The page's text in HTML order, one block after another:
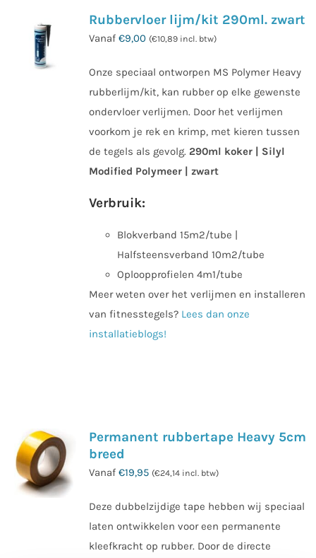
Rubbervloer lijm/kit 290ml. zwart
Vanaf €9,00 (€10,89incl. btw)
Onze speciaal ontworpen MS Polymer Heavy
rubberlijm/kit, kan rubber op elke gewenste
ondervloer verlijmen. Door het verlijmen
voorkom je rek en krimp, met kieren tussen
de tegels als gevolg. 290ml koker | Silyl
Modified Polymeer | zwart
Verbruik:
Blokverband 15m2/tube |
Halfsteensverband 10m2/tube
Oploopprofielen 4m1/tube
Meer weten over het verlijmen en installeren
van fitnesstegels? Lees dan onze
installatieblogs!
Permanent rubbertape Heavy 5cm
breed
Vanaf €19,95 (€24,14incl. btw)
Deze dubbelzijdige tape hebben wij speciaal
laten ontwikkelen voor een permanente
kleefkracht op rubber. Door de directe